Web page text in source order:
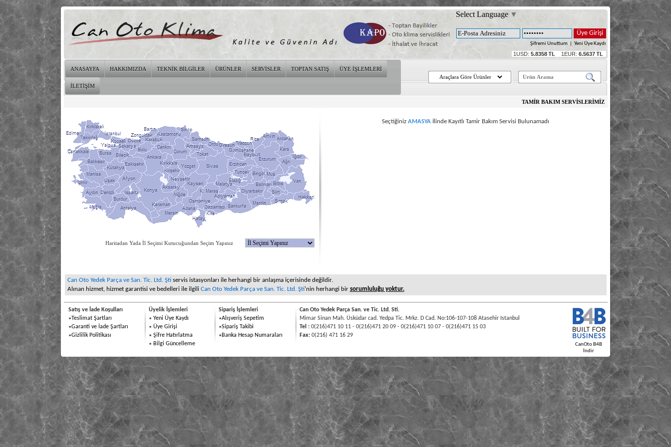
Select Language ▼
Şifremi Unuttum Yeni Üye Kaydı
1USD: 5.8358 1EUR: 6.5637
ANASAYFA HAKKIMIZDA TEKNİK BİLGİLER ÜRÜNLER SERVİSLER TOPTAN SATIŞ ÜYE İŞLEMLERİ
İLETİŞİM
TAMİR BAKIM SERVİSLERİMİZ
Haritadan Yada İl Seçimi Kutucuğundan Seçim Yapınız
Seçtiğiniz AMASYAİlinde Kayıtlı Tamir Bakım Servisi Bulunamadı
Can Oto Yedek Parça ve San. Tic. Ltd. Ştiservis istasyonları ile herhangi bir anlaşma içerisinde değildir.
Alınan hizmet, hizmet garantisi ve bedelleri ile ilgili Can Oto Yedek Parça ve San. Tic. Ltd. Şti'nin herhangi bir sorumluluğu yoktur.
Satış ve İade Koşulları
Teslimat Şartları
Garanti ve İade Şartları
Gizlilik Politikası
Üyelik İşlemleri
Yeni Üye Kaydı
Üye Girişi
Şifre Hatırlatma
Bilgi Güncelleme
Sipariş İşlemleri
Alışveriş Sepetim
Sipariş Takibi
Banka Hesap Numaraları
Can Oto Yedek Parça San. ve Tic. Ltd. Sti.
Mimar Sinan Mah. Üsküdar cad. Yedpa Tic. Mrkz. D Cad. No:106-107-108 Atasehir Istanbul
Tel :0(216)471 10 11 - 0(216)471 20 09 - 0(216)471 10 07 - 0(216)471 15 03
Fax:0(216) 471 16 29
CanOto B4B
İndir